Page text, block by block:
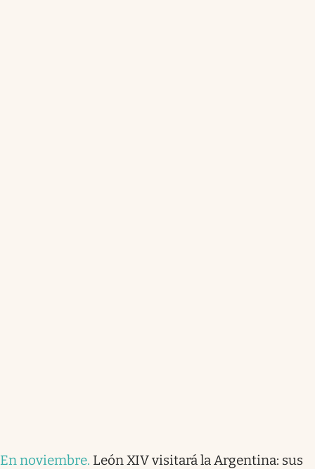
En noviembre. León XIV visitará la Argentina: sus